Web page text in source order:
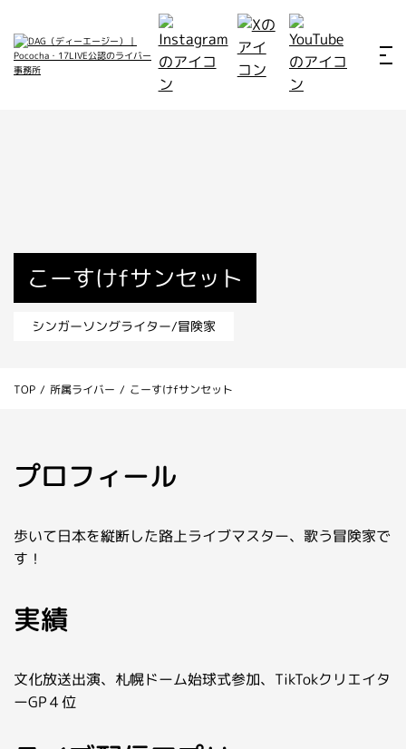
所属ライバー
インタビュー
最新のお知らせ
お仕事のご相談・お問い合わせ
こーすけfサンセット
シンガーソングライター/冒険家
TOP / 所属ライバー / こーすけfサンセット
プロフィール
歩いて日本を縦断した路上ライブマスター、歌う冒険家で
す！
実績
文化放送出演、札幌ドーム始球式参加、TikTokクリエイタ
ーGP４位